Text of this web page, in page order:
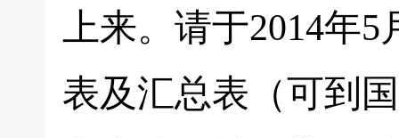
上来。请于2014年
表及汇总表（可到